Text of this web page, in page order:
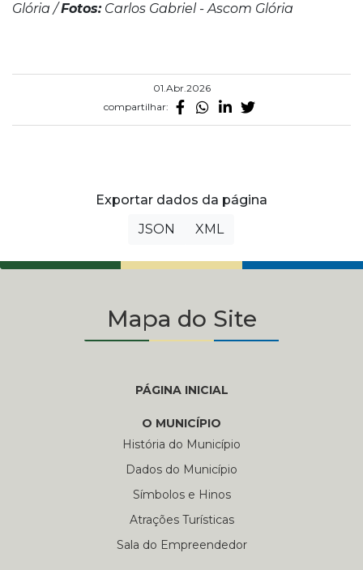
Glória /Fotos:Carlos Gabriel - Ascom Glória
01.Abr.2026
compartilhar:
Exportar dados da página
JSON
XML
Mapa do Site
PÁGINA INICIAL
O MUNICÍPIO
História do Município
Dados do Município
Símbolos e Hinos
Atrações Turísticas
Sala do Empreendedor